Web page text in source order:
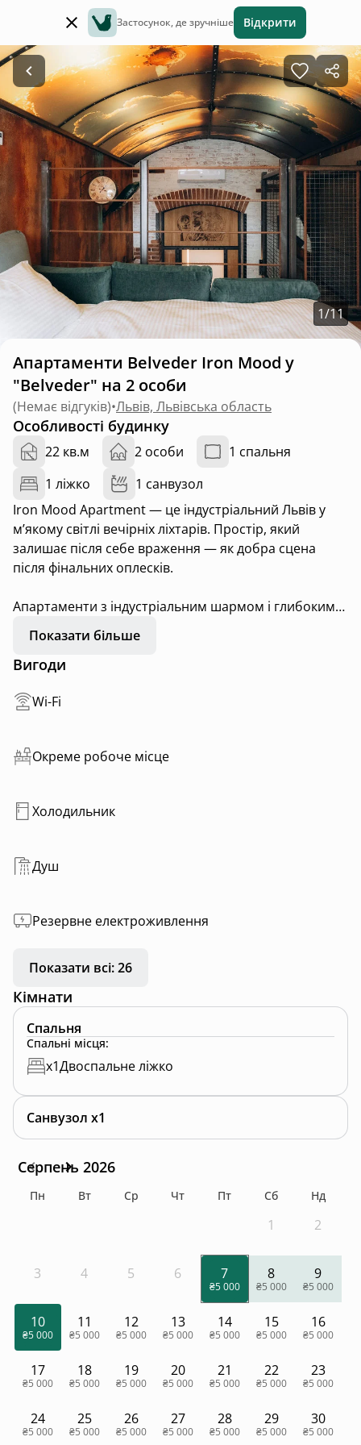
Застосунок, де зручніше Відкрити
1/11
Апартаменти Belveder Iron Mood у
"Belveder" на 2 особи
(Немає відгуків)•Львів, Львівська область
Особливості будинку
22 кв.м 2 особи
1 спальня
1 ліжко
1 санвузол
Iron Mood Apartment — це індустріальний Львів у
м’якому світлі вечірніх ліхтарів. Простір, який
залишає після себе враження — як добра сцена
після фінальних оплесків.
Апартаменти з індустріальним шармом і глибокими
текстурами. Металеві акценти, авторські деталі,
напівтемні тони й гра світла створюють унікальну
атмосферу міської естетики.
відпарювач.
емоцією.
Показати більше
Вигоди
Wi-Fi
Окреме робоче місце
Холодильник
Душ
Резервне електроживлення
Показати всі: 26
Кімнати
Спальня
Спальні місця:
x1Двоспальне ліжко
Санвузол x1
Серпень 2026
Пн Вт Ср Чт Пт Сб Нд
1 2
3 4 5 6 7
₴5 000
8
₴5 000
9
₴5 000
10
₴5 000
11
₴5 000
12
₴5 000
13
₴5 000
14
₴5 000
15
₴5 000
16
₴5 000
17
₴5 000
18
₴5 000
19
₴5 000
20
₴5 000
21
₴5 000
22
₴5 000
23
₴5 000
24
₴5 000
25
₴5 000
26
₴5 000
27
₴5 000
28
₴5 000
29
₴5 000
30
₴5 000